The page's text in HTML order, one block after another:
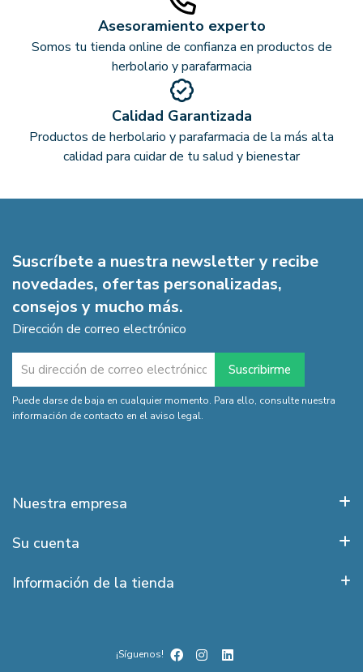
Asesoramiento experto
Somos tu tienda online de confianza en productos de
herbolario y parafarmacia
Calidad Garantizada
Productos de herbolario y parafarmacia de la más alta
calidad para cuidar de tu salud y bienestar
Suscríbete a nuestra newsletter y recibe
novedades, ofertas personalizadas,
consejos y mucho más.
Dirección de correo electrónico
Puede darse de baja en cualquier momento. Para ello, consulte nuestra
información de contacto en el aviso legal.
Nuestra empresa
Su cuenta
Información de la tienda
¡Síguenos!